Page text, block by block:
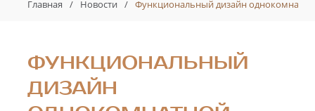
Главная / Новости / Функциональный дизайн
ФУНКЦИОНАЛЬНЫЙ
ДИЗАЙН